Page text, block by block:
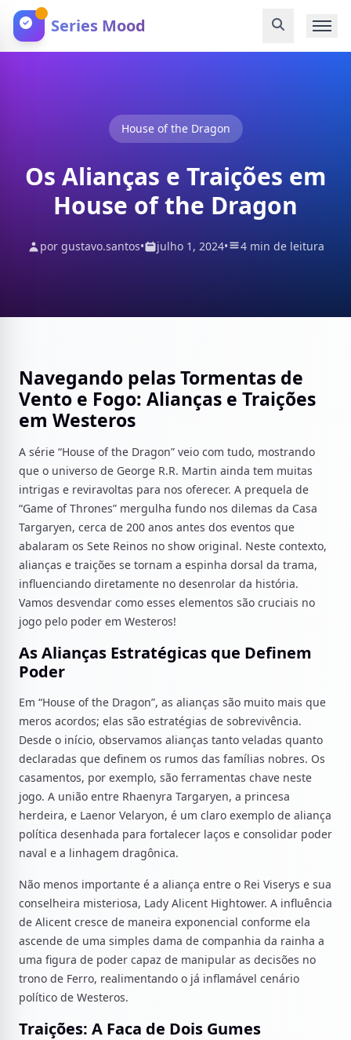
Series Mood
House of the Dragon
Os Alianças e Traições em
House of the Dragon
por gustavo.santos• julho 1, 2024• 4 min de leitura
Navegando pelas Tormentas de
Vento e Fogo: Alianças e Traições
em Westeros
A série “House of the Dragon” veio com tudo, mostrando
que o universo de George R.R. Martin ainda tem muitas
intrigas e reviravoltas para nos oferecer. A prequela de
“Game of Thrones” mergulha fundo nos dilemas da Casa
Targaryen, cerca de 200 anos antes dos eventos que
abalaram os Sete Reinos no show original. Neste contexto,
alianças e traições se tornam a espinha dorsal da trama,
influenciando diretamente no desenrolar da história.
Vamos desvendar como esses elementos são cruciais no
jogo pelo poder em Westeros!
As Alianças Estratégicas que Definem
Poder
Em “House of the Dragon”, as alianças são muito mais que
meros acordos; elas são estratégias de sobrevivência.
Desde o início, observamos alianças tanto veladas quanto
declaradas que definem os rumos das famílias nobres. Os
casamentos, por exemplo, são ferramentas chave neste
jogo. A união entre Rhaenyra Targaryen, a princesa
herdeira, e Laenor Velaryon, é um claro exemplo de aliança
política desenhada para fortalecer laços e consolidar poder
naval e a linhagem dragônica.
Não menos importante é a aliança entre o Rei Viserys e sua
conselheira misteriosa, Lady Alicent Hightower. A influência
de Alicent cresce de maneira exponencial conforme ela
ascende de uma simples dama de companhia da rainha a
uma figura de poder capaz de manipular as decisões no
trono de Ferro, realimentando o já inflamável cenário
político de Westeros.
Traições: A Faca de Dois Gumes